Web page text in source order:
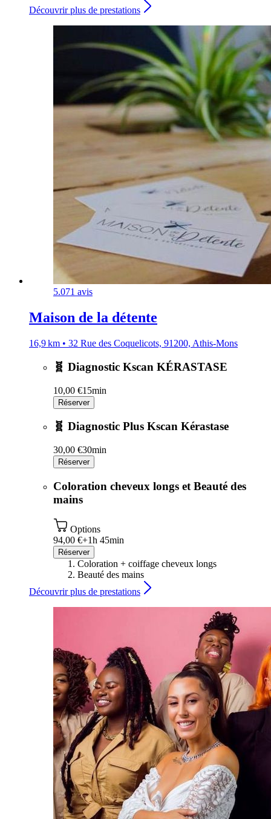
Découvrir plus de prestations
5.071 avis
Maison de la détente
16,9 km • 32 Rue des Coquelicots, 91200, Athis-Mons
🧬 Diagnostic Kscan KÉRASTASE
10,00 €15min
Réserver
🧬 Diagnostic Plus Kscan Kérastase
30,00 €30min
Réserver
Coloration cheveux longs et Beauté des
mains
Options
94,00 €+1h 45min
Réserver
Coloration + coiffage cheveux longs
Beauté des mains
Découvrir plus de prestations